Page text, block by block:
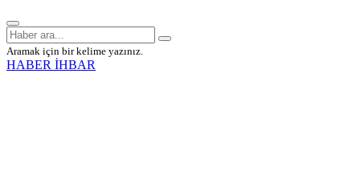
Aramak için bir kelime yazınız.
HABER İHBAR